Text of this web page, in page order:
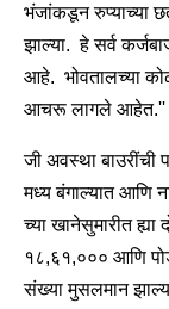
भंजांकडून रुप्याच्या
झाल्या. हे सर्व
आहे. भोवतालच्या
आचरू लागले आहेत.''
जी अवस्था बाउरींची
मध्य बंगाल्यात आणि
च्या खानेसुमारीत
१८,६१,००० आणि
संख्या मुसलमान